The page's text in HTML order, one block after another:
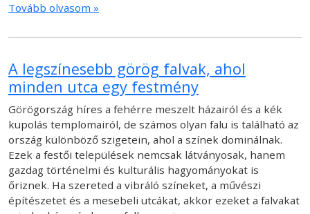
Tovább olvasom »
A legszínesebb görög falvak, ahol
minden utca egy festmény
Görögország híres a fehérre meszelt házairól és a kék
kupolás templomairól, de számos olyan falu is található az
ország különböző szigetein, ahol a színek dominálnak.
Ezek a festői települések nemcsak látványosak, hanem
gazdag történelmi és kulturális hagyományokat is
őriznek. Ha szereted a vibráló színeket, a művészi
építészetet és a mesebeli utcákat, akkor ezeket a falvakat